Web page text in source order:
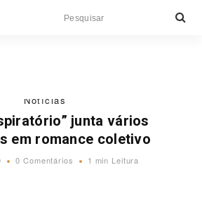
Notícias
junta vários
em romance coletivo
0 Comentários 1 min Leitura